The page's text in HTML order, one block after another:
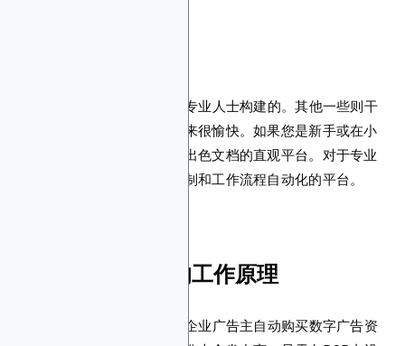
一些DSP是为有经验的媒体专业人士构建的。其他一些则干
净、可视化且实际上使用起来很愉快。如果您是新手或在小
团队工作，那么请选择具有出色文档的直观平台。对于专业
团队，优先考虑具有强大控制和工作流程自动化的平台。
理解需求方平台的工作原理
需求方平台DSP是一种允许企业广告主自动购买数字广告资